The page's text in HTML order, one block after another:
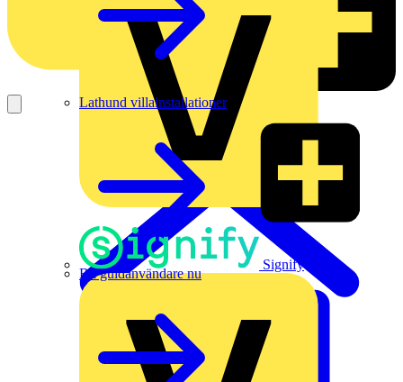
Signify
Lathund villainstallationer
Bli guldanvändare nu